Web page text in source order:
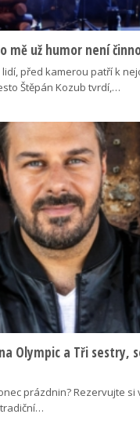
mě už humor není
před kamerou patří k
Štěpán Kozub tvrdí,…
Olympic a Tři sestry,
prázdnin? Rezervujte si